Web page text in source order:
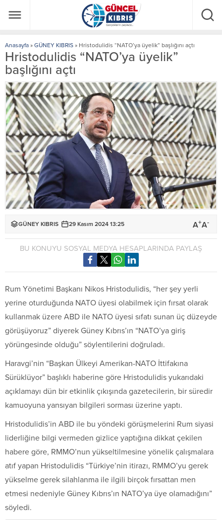
Anasayfa » GÜNEY KIBRIS » Hristodulidis “NATO’ya üyelik” başlığını açtı
Hristodulidis “NATO’ya üyelik”
başlığını açtı
GÜNEY KIBRIS 29 Kasım 2024 13:25 A+A-
BU KONUYU SOSYAL MEDYA HESAPLARINDA PAYLAŞ
Rum Yönetimi Başkanı Nikos Hristodulidis, “her şey yerli
yerine oturduğunda NATO üyesi olabilmek için fırsat olarak
kullanmak üzere ABD ile NATO üyesi sıfatı sunan üç düzeyde
görüşüyoruz” diyerek Güney Kıbrıs’ın “NATO’ya giriş
yörüngesinde olduğu” söylentilerini doğruladı.
Haravgi’nin “Başkan Ülkeyi Amerikan-NATO İttifakına
Sürüklüyor” başlıklı haberine göre Hristodulidis yukarıdaki
açıklamayı dün bir etkinlik çıkışında gazetecilerin, bir süredir
kamuoyuna yansıyan bilgileri sorması üzerine yaptı.
Hristodulidis’in ABD ile bu yöndeki görüşmelerini Rum siyasi
liderliğine bilgi vermeden gizlice yaptığına dikkat çekilen
habere göre, RMMO’nun yükseltilmesine yönelik çalışmalara
atıf yapan Hristodulidis “Türkiye’nin itirazı, RMMO’yu gerek
yükselme gerek silahlanma ile ilgili birçok fırsattan men
etmesi nedeniyle Güney Kıbrıs’ın NATO’ya üye olamadığını”
söyledi.